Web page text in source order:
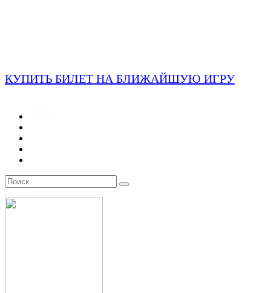
КУПИТЬ БИЛЕТ НА БЛИЖАЙШУЮ ИГРУ